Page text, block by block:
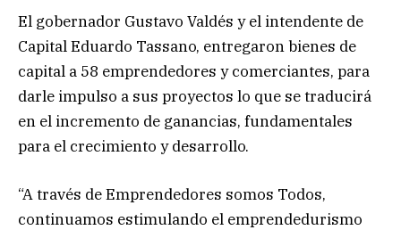
El gobernador Gustavo Valdés y el intendente de
Capital Eduardo Tassano, entregaron bienes de
capital a 58 emprendedores y comerciantes, para
darle impulso a sus proyectos lo que se traducirá
en el incremento de ganancias, fundamentales
para el crecimiento y desarrollo.
“A través de Emprendedores somos Todos,
continuamos estimulando el emprendedurismo